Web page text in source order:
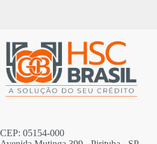
CEP: 05154-000